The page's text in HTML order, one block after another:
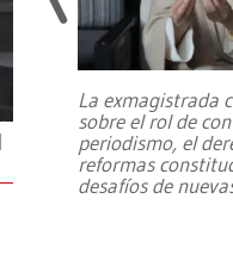
La exmagistrada
sobre el rol de
periodismo, el
reformas
desafíos de